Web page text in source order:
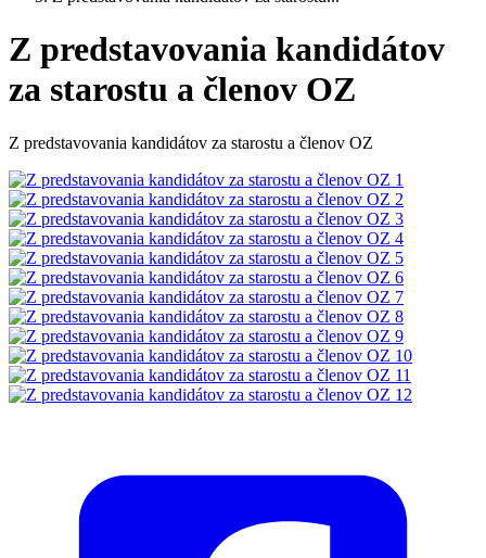
Z predstavovania kandidátov
za starostu a členov OZ
Z predstavovania kandidátov za starostu a členov OZ